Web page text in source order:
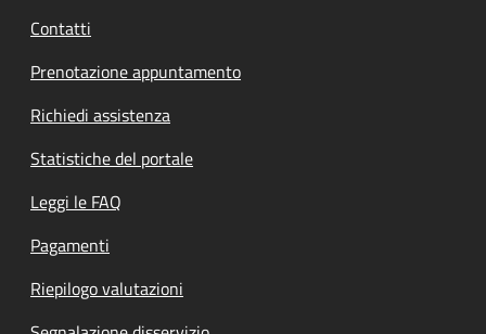
Contatti
Prenotazione appuntamento
Richiedi assistenza
Statistiche del portale
Leggi le FAQ
Pagamenti
Riepilogo valutazioni